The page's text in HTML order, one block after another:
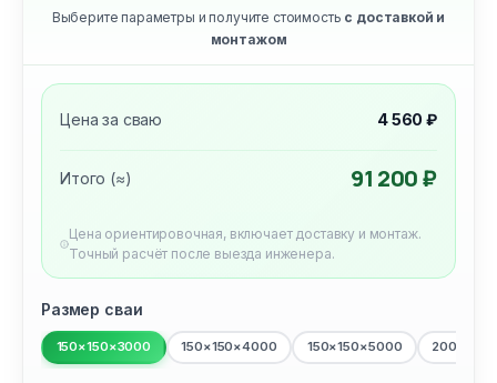
Выберите параметры и получите стоимость с доставкой и
монтажом
Размер сваи
150×150×3000 150×150×4000 150×150×5000
Цена за сваю 4 560 ₽
Итого (≈) 91 200 ₽
Цена ориентировочная, включает доставку и монтаж.
Точный расчёт после выезда инженера.